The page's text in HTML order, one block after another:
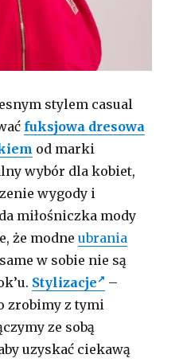
stylem casual
fuksjowa dresowa
od marki
wybór dla kobiet,
wygody i
miłośniczka mody
że modneubrania
w sobie nie są
Stylizacje
–
zrobimy z tymi
ze sobą
uzyskać ciekawą